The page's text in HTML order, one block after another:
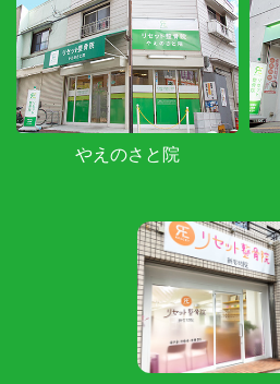
やえのさと院